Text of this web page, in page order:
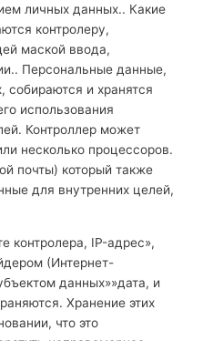
личных данных.. Какие
контролеру,
маской ввода,
Персональные данные,
и хранятся
использования
Контроллер может
несколько процессоров.
почты) который также
для внутренних целей,
контролера, IP-адрес»,
(Интернет-
данных»»дата, и
Хранение этих
что это